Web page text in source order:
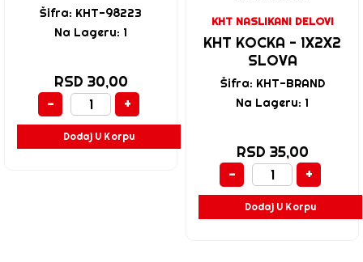
Šifra: KHT-98223
Na Lageru: 1
RSD 30,00
-
+
Dodaj U Korpu
KHT NASLIKANI DELOVI
KHT KOCKA - 1X2X2
SLOVA
Šifra: KHT-BRAND
Na Lageru: 1
RSD 35,00
-
+
Dodaj U Korpu